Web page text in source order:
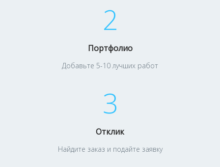
2
Портфолио
Добавьте 5-10 лучших работ
3
Отклик
Найдите заказ и подайте заявку